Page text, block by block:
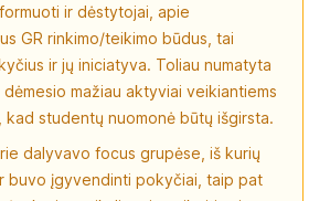
ir dėstytojai, apie
GR rinkimo/teikimo būdus, tai
ir jų iniciatyva. Toliau numatyta
mažiau aktyviai veikiantiems
kad studentų nuomonė būtų išgirsta.
dalyvavo focus grupėse, iš kurių
buvo įgyvendinti pokyčiai, taip pat